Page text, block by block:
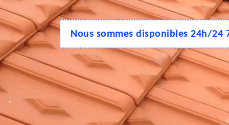
Nous sommes disponibles 24h/24